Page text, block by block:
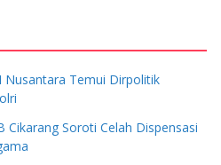
Nusantara Temui Dirpolitik
Soroti Celah Dispensasi